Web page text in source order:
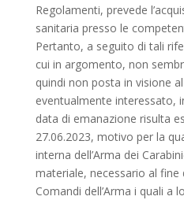
Regolamenti, prevede
sanitaria presso le
Pertanto, a seguito di tali
cui in argomento, non
quindi non posta in visione
eventualmente interessato,
data di emanazione risulta
27.06.2023, motivo per la
interna dell’Arma dei
materiale, necessario al fine
Comandi dell’Arma i quali a